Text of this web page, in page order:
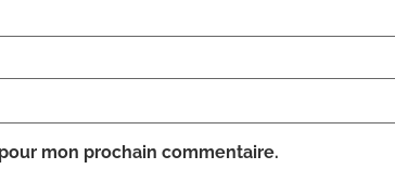
mon prochain commentaire.